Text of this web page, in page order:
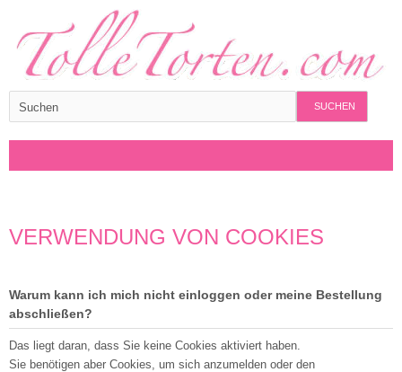
SUCHEN
VERWENDUNG VON COOKIES
Warum kann ich mich nicht einloggen oder meine Bestellung
abschließen?
Das liegt daran, dass Sie keine Cookies aktiviert haben.
Sie benötigen aber Cookies, um sich anzumelden oder den